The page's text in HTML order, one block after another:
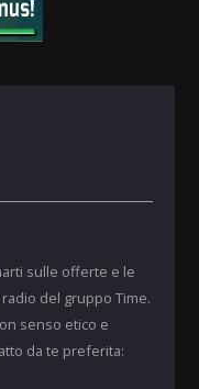
sulle offerte e le
del gruppo Time.
senso etico e
da te preferita: